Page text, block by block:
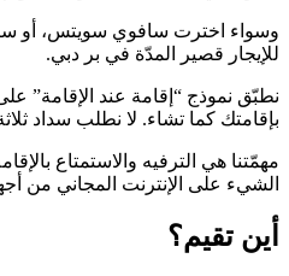
وسواء اخترت سافوي سويتس، أو
للإيجار قصير المدّة في بر دبي.
نطبّق نموذج “إقامة عند الإقامة”
بإقامتك كما تشاء. لا نطلب سداد
مهمّتنا هي الترفيه والاستمتاع
الشيء على الإنترنت المجاني من
أين تقيم؟